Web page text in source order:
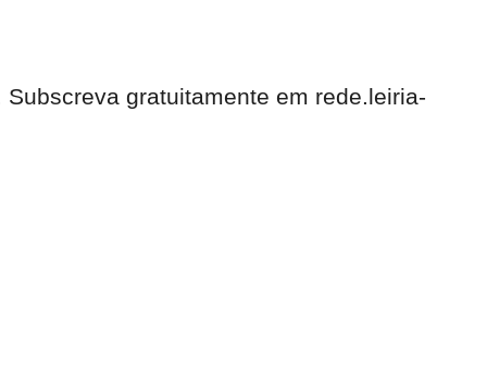
gratuitamente em rede.leiria-